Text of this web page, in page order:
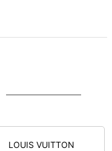
LOUIS VUITTON